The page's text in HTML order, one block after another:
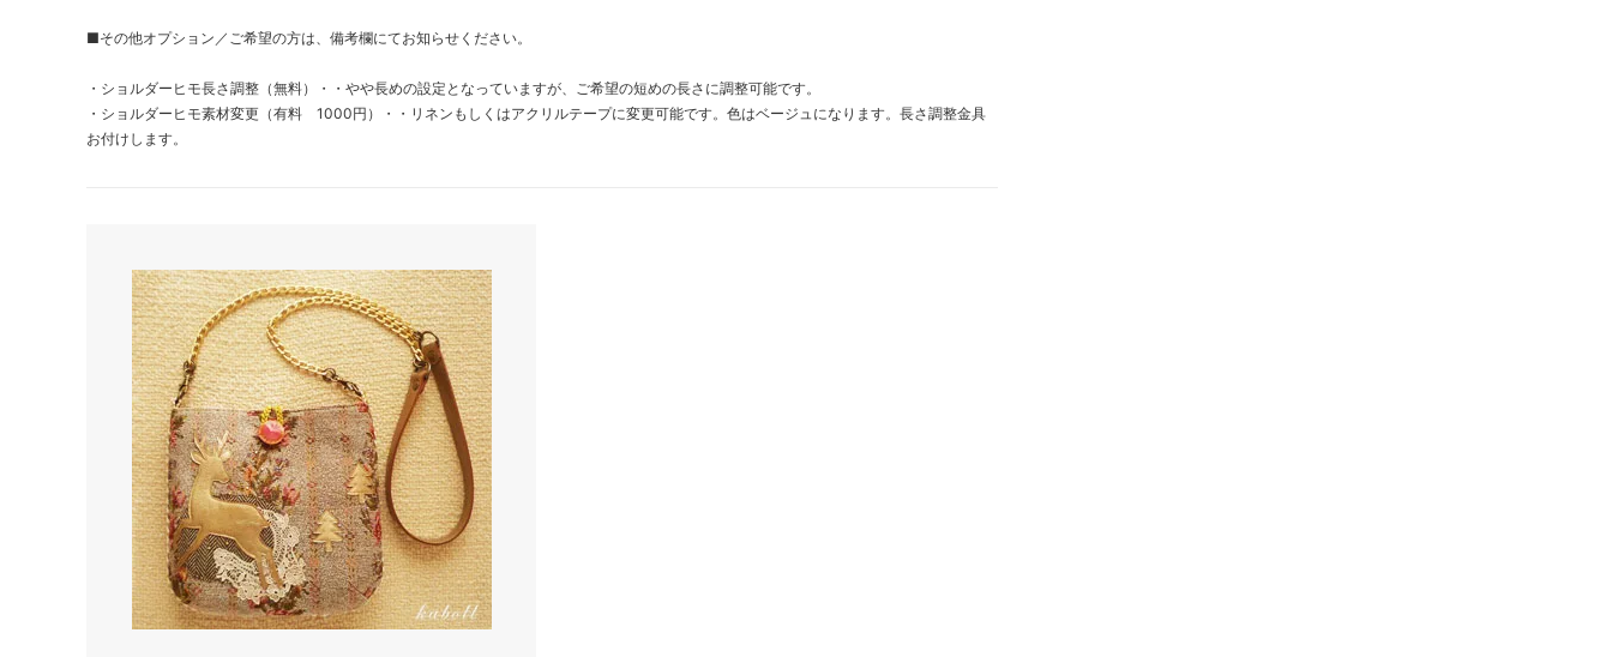
■その他オプション／ご希望の方は、備考欄にてお知らせください。
・ショルダーヒモ長さ調整（無料）・・やや長めの設定となっていますが、ご希望の短めの長さに調整可能です。
・ショルダーヒモ素材変更（有料 1000円）・・リネンもしくはアクリルテープに変更可能です。色はベージュになります。長さ調整金具
お付けします。